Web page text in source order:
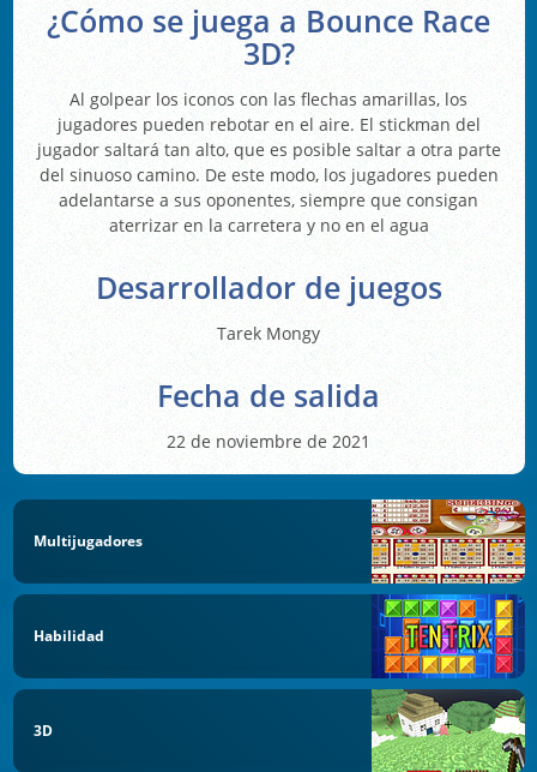
¿Cómo se juega a Bounce Race
3D?
Al golpear los iconos con las flechas amarillas, los
jugadores pueden rebotar en el aire. El stickman del
jugador saltará tan alto, que es posible saltar a otra parte
del sinuoso camino. De este modo, los jugadores pueden
adelantarse a sus oponentes, siempre que consigan
aterrizar en la carretera y no en el agua
Desarrollador de juegos
Tarek Mongy
Fecha de salida
22 de noviembre de 2021
Multijugadores
Habilidad
3D